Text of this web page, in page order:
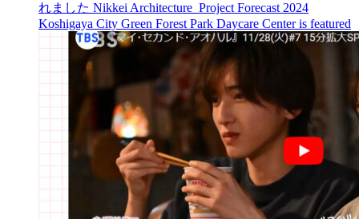
れました Nikkei Architecture_Project Forecast 2024
Koshigaya City Green Forest Park Daycare Center is featured